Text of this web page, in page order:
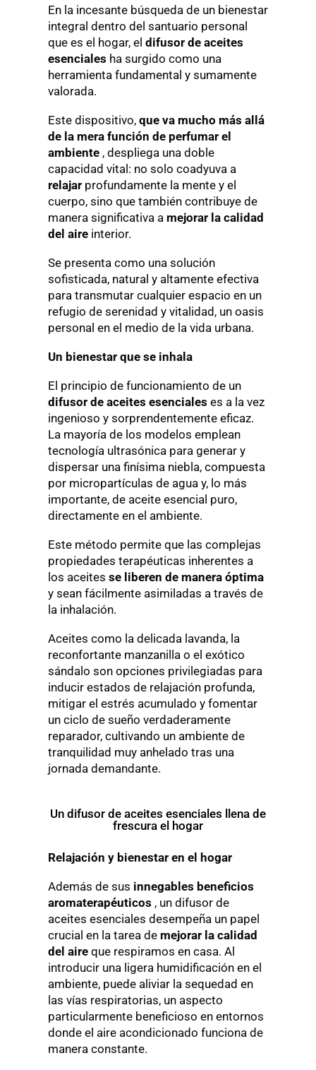
En la incesante búsqueda de un bienestar
integral dentro del santuario personal
que es el hogar, el difusor de aceites
esenciales ha surgido como una
herramienta fundamental y sumamente
valorada.
Este dispositivo, que va mucho más allá
de la mera función de perfumar el
ambiente, despliega una doble
capacidad vital: no solo coadyuva a
relajarprofundamente la mente y el
cuerpo, sino que también contribuye de
manera significativa a mejorar la calidad
del aireinterior.
Se presenta como una solución
sofisticada, natural y altamente efectiva
para transmutar cualquier espacio en un
refugio de serenidad y vitalidad, un oasis
personal en el medio de la vida urbana.
Un bienestar que se inhala
El principio de funcionamiento de un
difusor de aceites esenciales es a la vez
ingenioso y sorprendentemente eficaz.
La mayoría de los modelos emplean
tecnología ultrasónica para generar y
dispersar una finísima niebla, compuesta
por micropartículas de agua y, lo más
importante, de aceite esencial puro,
directamente en el ambiente.
Este método permite que las complejas
propiedades terapéuticas inherentes a
los aceites se liberen de manera óptima
y sean fácilmente asimiladas a través de
la inhalación.
Aceites como la delicada lavanda, la
reconfortante manzanilla o el exótico
sándalo son opciones privilegiadas para
inducir estados de relajación profunda,
mitigar el estrés acumulado y fomentar
un ciclo de sueño verdaderamente
reparador, cultivando un ambiente de
tranquilidad muy anhelado tras una
jornada demandante.
Un difusor de aceites esenciales llena de
frescura el hogar
Relajación y bienestar en el hogar
Además de sus innegables beneficios
aromaterapéuticos , un difusor de
aceites esenciales desempeña un papel
crucial en la tarea de mejorar la calidad
del aireque respiramos en casa. Al
introducir una ligera humidificación en el
ambiente, puede aliviar la sequedad en
las vías respiratorias, un aspecto
particularmente beneficioso en entornos
donde el aire acondicionado funciona de
manera constante.